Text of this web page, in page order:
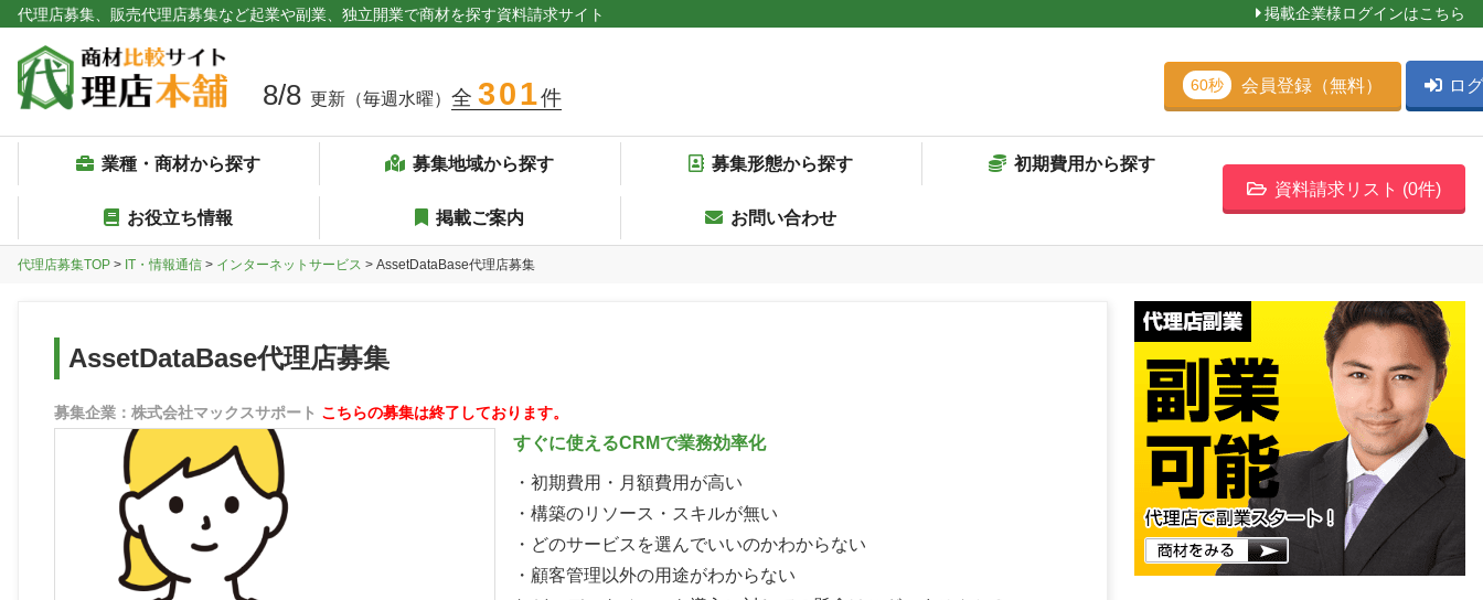
代理店募集、販売代理店募集など起業や副業、独立開業で商材を探す資料請求サイト 掲載企業様ログインはこちら
8/8 更新（毎週水曜） 全 301件
業種・商材から探す 募集地域から探す 募集形態から探す 初期費用から探す
お役立ち情報 掲載ご案内 お問い合わせ
資料請求リスト (0件)
60秒 会員登録（無料） ロ
代理店募集TOP > IT・情報通信 > インターネットサービス > AssetDataBase代理店募集
AssetDataBase代理店募集
募集企業：株式会社マックスサポート こちらの募集は終了しております。
すぐに使えるCRMで業務効率化
・初期費用・月額費用が高い
・構築のリソース・スキルが無い
・どのサービスを選んでいいのかわからない
・顧客管理以外の用途がわからない